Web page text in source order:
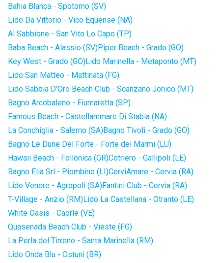
Bahia Blanca - Spotorno (SV)
Lido Da Vittorio - Vico Equense (NA)
Al Sabbione - San Vito Lo Capo (TP)
Baba Beach - Alassio (SV)Piper Beach - Grado (GO)
Key West - Grado (GO)Lido Marinella - Metaponto (MT)
Lido San Matteo - Mattinata (FG)
Lido Sabbia D'Oro Beach Club - Scanzano Jonico (MT)
Bagno Arcobaleno - Fiumaretta (SP)
Famous Beach - Castellammare Di Stabia (NA)
La Conchiglia - Salerno (SA)Bagno Tivoli - Grado (GO)
Bagno Le Dune Del Forte - Forte dei Marmi (LU)
Hawaii Beach - Follonica (GR)Cotriero - Gallipoli (LE)
Bagno Elia Srl - Piombino (LI)CerviAmare - Cervia (RA)
Lido Venere - Agropoli (SA)Fantini Club - Cervia (RA)
T-Village - Anzio (RM)Lido La Castellana - Otranto (LE)
White Oasis - Caorle (VE)
Quasenada Beach Club - Vieste (FG)
La Perla del Tirreno - Santa Marinella (RM)
Lido Onda Blu - Ostuni (BR)